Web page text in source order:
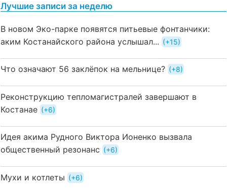
Лучшие записи за неделю
В новом Эко-парке появятся питьевые фонтанчики:
аким Костанайского района услышал...
+15
Что означают 56 заклёпок на мельнице? +8
Реконструкцию тепломагистралей завершают в
Костанае
+6
Идея акима Рудного Виктора Ионенко вызвала
общественный резонанс
+6
Мухи и котлеты +6